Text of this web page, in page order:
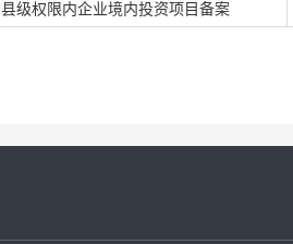
县级权限内企业境内投资项目备案